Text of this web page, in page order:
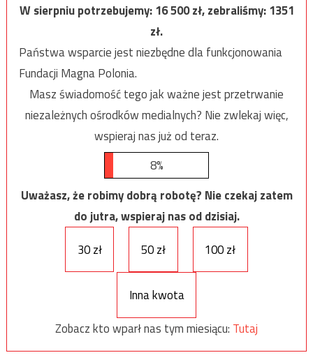
W sierpniu potrzebujemy:16 500zł, zebraliśmy:1351
zł.
Państwa wsparcie jest niezbędne dla funkcjonowania
Fundacji Magna Polonia.
Masz świadomość tego jak ważne jest przetrwanie
niezależnych ośrodków medialnych? Nie zwlekaj więc,
wspieraj nas już od teraz.
8%
Uważasz, że robimy dobrą robotę? Nie czekaj zatem
do jutra, wspieraj nas od dzisiaj.
30 zł
50 zł 100 zł
Inna kwota
Zobacz kto wparł nas tym miesiącu: Tutaj